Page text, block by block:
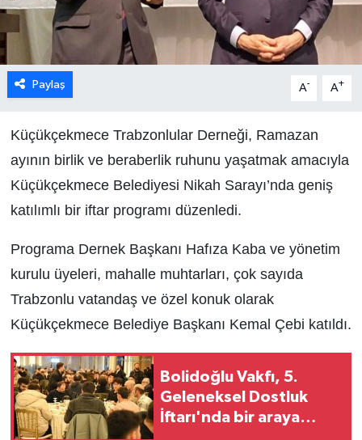
Paylaş A- A+
Küçükçekmece Trabzonlular Derneği, Ramazan
ayının birlik ve beraberlik ruhunu yaşatmak amacıyla
Küçükçekmece Belediyesi Nikah Sarayı’nda geniş
katılımlı bir iftar programı düzenledi.
Programa Dernek Başkanı Hafıza Kaba ve yönetim
kurulu üyeleri, mahalle muhtarları, çok sayıda
Trabzonlu vatandaş ve özel konuk olarak
Küçükçekmece Belediye Başkanı Kemal Çebi katıldı.
Bolidoğlu Vakfı, 5.
Geleneksel Dostluk
İftarı'nda bir araya